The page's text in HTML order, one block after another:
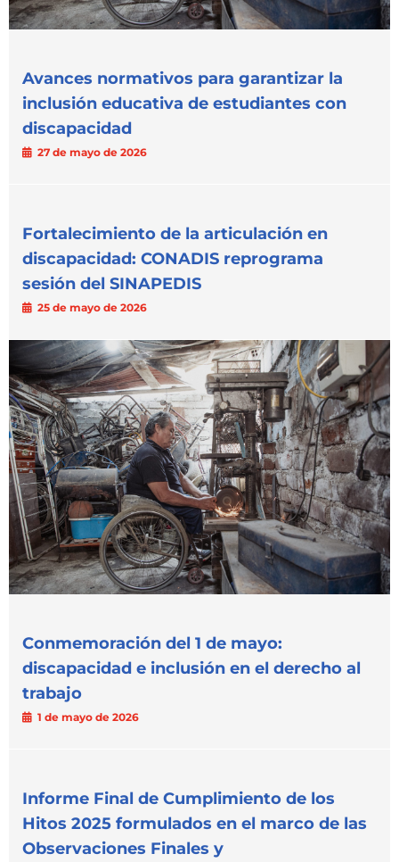
Avances normativos para garantizar la
inclusión educativa de estudiantes con
discapacidad
27 de mayo de 2026
Fortalecimiento de la articulación en
discapacidad: CONADIS reprograma
sesión del SINAPEDIS
25 de mayo de 2026
Conmemoración del 1 de mayo:
discapacidad e inclusión en el derecho al
trabajo
1 de mayo de 2026
Informe Final de Cumplimiento de los
Hitos 2025 formulados en el marco de las
Observaciones Finales y